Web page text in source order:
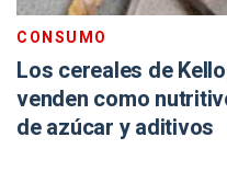
CONSUMO
Los cereales de
venden como
de azúcar y aditivos